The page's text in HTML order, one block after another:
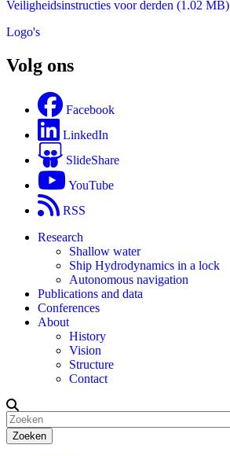
Veiligheidsinstructies voor derden (1.02 MB)
Logo's
Volg ons
Facebook
LinkedIn
SlideShare
YouTube
RSS
Research
Shallow water
Ship Hydrodynamics in a lock
Autonomous navigation
Publications and data
Conferences
About
History
Vision
Structure
Contact
Zoeken